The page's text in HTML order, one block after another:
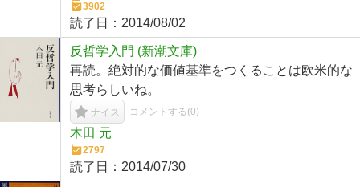
3902
読了日： 2014/08/02
反哲学入門 (新潮文庫)
再読。絶対的な価値基準をつくることは欧米的な
思考らしいね。
ナイス コメントする(0)
木田 元
2797
読了日： 2014/07/30